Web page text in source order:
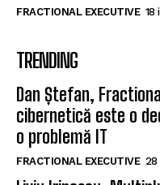
FRACTIONAL EXECUTIVE 18
TRENDING
Dan Ștefan,
cibernetică este o
o problemă IT
FRACTIONAL EXECUTIVE 28